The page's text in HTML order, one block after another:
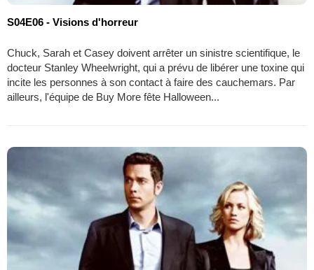
S04E06 - Visions d'horreur
Chuck, Sarah et Casey doivent arrêter un sinistre scientifique, le
docteur Stanley Wheelwright, qui a prévu de libérer une toxine qui
incite les personnes à son contact à faire des cauchemars. Par
ailleurs, l'équipe de Buy More fête Halloween...